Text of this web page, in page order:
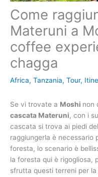
Come
Materuni a
coffee
chagga
Africa, Tanzania, Tour,
Se vi trovate a Moshi non
cascata Materuni, con i
cascata si trova ai piedi del
raggiungerla è necessario
foresta, lo scenario è
la foresta qui è rigogliosa,
sfrutta questi terreni per